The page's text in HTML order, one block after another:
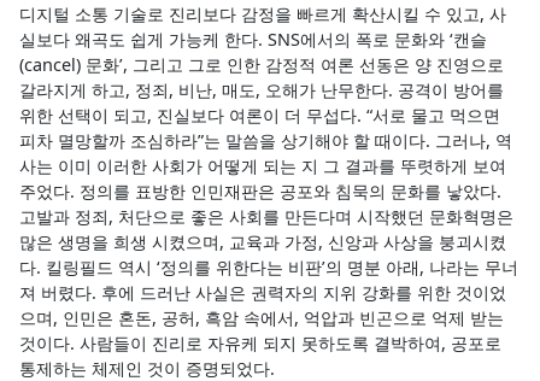
디지털 소통 기술로 진리보다 감정을 빠르게 확산시킬 수 있고, 사
실보다 왜곡도 쉽게 가능케 한다. SNS에서의 폭로 문화와 ‘캔슬
(cancel) 문화’, 그리고 그로 인한 감정적 여론 선동은 양 진영으로
갈라지게 하고, 정죄, 비난, 매도, 오해가 난무한다. 공격이 방어를
위한 선택이 되고, 진실보다 여론이 더 무섭다. “서로 물고 먹으면
피차 멸망할까 조심하라”는 말씀을 상기해야 할 때이다. 그러나, 역
사는 이미 이러한 사회가 어떻게 되는 지 그 결과를 뚜렷하게 보여
주었다. 정의를 표방한 인민재판은 공포와 침묵의 문화를 낳았다.
고발과 정죄, 처단으로 좋은 사회를 만든다며 시작했던 문화혁명은
많은 생명을 희생 시켰으며, 교육과 가정, 신앙과 사상을 붕괴시켰
다. 킬링필드 역시 ‘정의를 위한다는 비판’의 명분 아래, 나라는 무너
져 버렸다. 후에 드러난 사실은 권력자의 지위 강화를 위한 것이었
으며, 인민은 혼돈, 공허, 흑암 속에서, 억압과 빈곤으로 억제 받는
것이다. 사람들이 진리로 자유케 되지 못하도록 결박하여, 공포로
통제하는 체제인 것이 증명되었다.